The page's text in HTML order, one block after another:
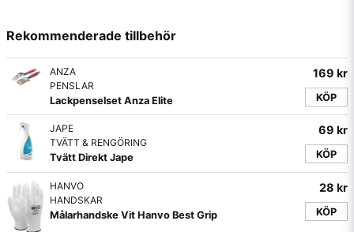
Rekommenderade tillbehör
ANZA
PENSLAR
Lackpenselset Anza Elite
169 kr
KÖP
JAPE
TVÄTT & RENGÖRING
Tvätt Direkt Jape
69 kr
KÖP
HANVO
HANDSKAR
Målarhandske Vit Hanvo Best Grip
28 kr
KÖP